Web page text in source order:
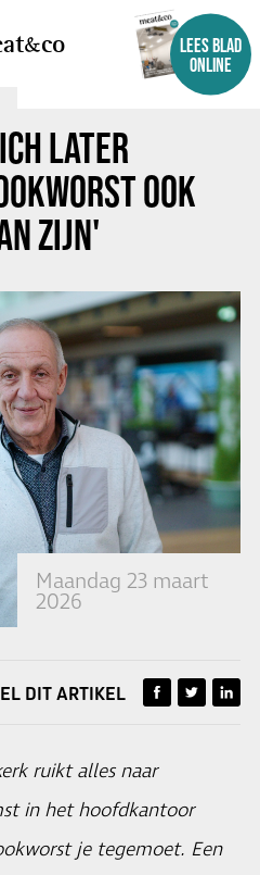
co
LEES BLAD
ONLINE
LATER
OOK
ZIJN'
Maandag 23 maart
2026
DIT ARTIKEL
ruikt alles naar
in het hoofdkantoor
je tegemoet. Een